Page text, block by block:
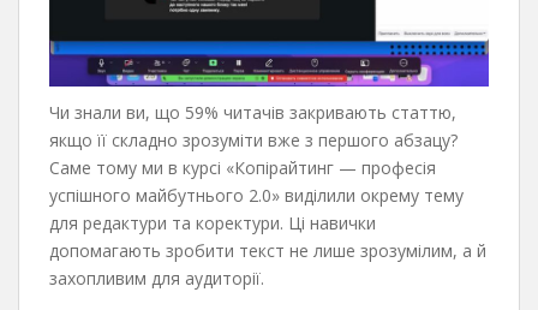
Чи знали ви, що 59% читачів закривають статтю,
якщо її складно зрозуміти вже з першого абзацу?
Саме тому ми в курсі «Копірайтинг — професія
успішного майбутнього 2.0» виділили окрему тему
для редактури та коректури. Ці навички
допомагають зробити текст не лише зрозумілим, а й
захопливим для аудиторії.